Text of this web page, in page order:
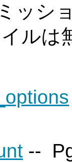
ッシ
ルは
--